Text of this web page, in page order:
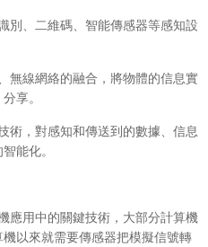
別、二維碼、智能傳感器等感知設
無線網絡的融合，將物體的信息實
享。
術，對感知和傳送到的數據、信息
能化。
應用中的關鍵技術，大部分計算機
以來就需要傳感器把模擬信號轉